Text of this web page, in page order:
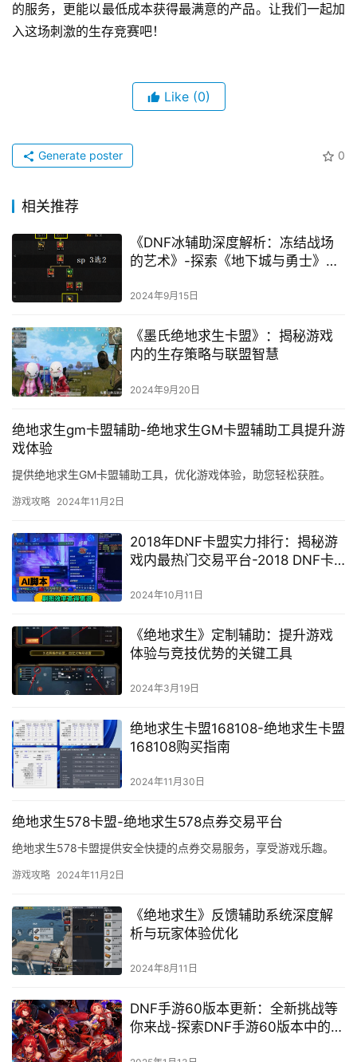
的服务，更能以最低成本获得最满意的产品。让我们一起加
入这场刺激的生存竞赛吧！
Like (0)
0
Generate poster
相关推荐
《DNF冰辅助深度解析：冻结战场
的艺术》-探索《地下城与勇士》中
巧
2024年9月15日
《墨氏绝地求生卡盟》：揭秘游戏
内的生存策略与联盟智慧
2024年9月20日
绝地求生gm卡盟辅助-绝地求生GM卡盟辅助工具提升游
戏体验
提供绝地求生GM卡盟辅助工具，优化游戏体验，助您轻松获胜。
游戏攻略 2024年11月2日
2018年DNF卡盟实力排行：揭秘游
戏内最热门交易平台-2018 DNF卡
市场
2024年10月11日
《绝地求生》定制辅助：提升游戏
体验与竞技优势的关键工具
2024年3月19日
绝地求生卡盟168108-绝地求生卡盟
168108购买指南
2024年11月30日
绝地求生578卡盟-绝地求生578点券交易平台
绝地求生578卡盟提供安全快捷的点券交易服务，享受游戏乐趣。
游戏攻略 2024年11月2日
《绝地求生》反馈辅助系统深度解
析与玩家体验优化
2024年8月11日
DNF手游60版本更新：全新挑战等
你来战-探索DNF手游60版本中的新